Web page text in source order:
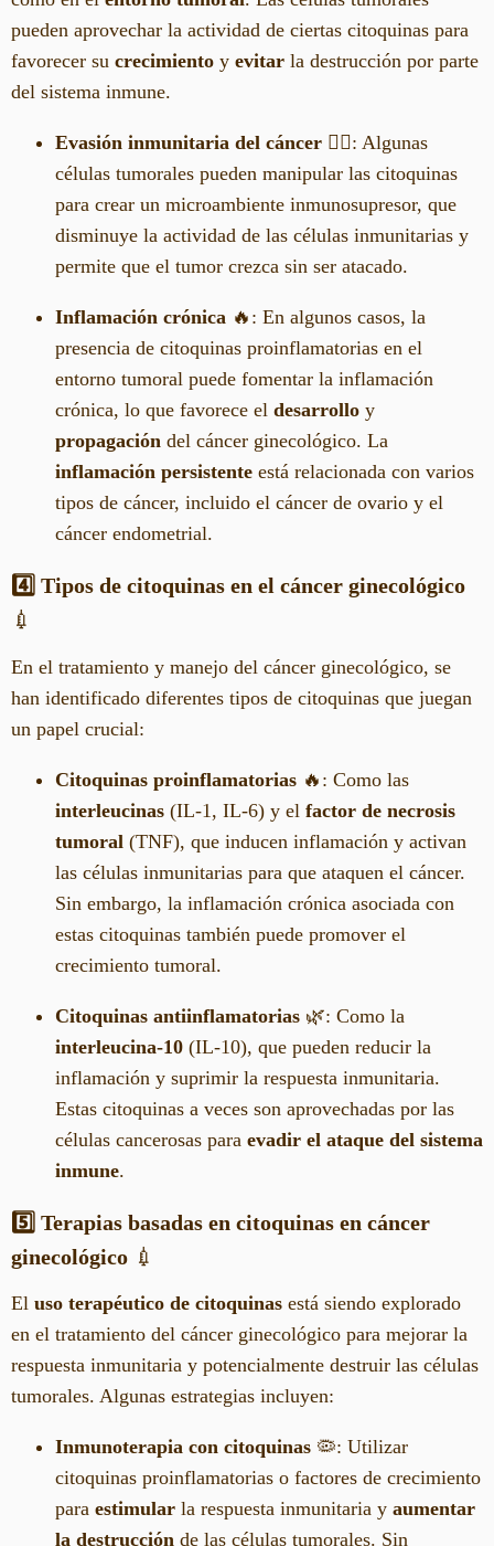
pueden aprovechar la actividad de ciertas citoquinas para
favorecer su crecimiento y evitar la destrucción por parte
del sistema inmune.
Evasión inmunitaria del cáncer 🕵️‍♀️: Algunas
células tumorales pueden manipular las citoquinas
para crear un microambiente inmunosupresor, que
disminuye la actividad de las células inmunitarias y
permite que el tumor crezca sin ser atacado.
Inflamación crónica 🔥: En algunos casos, la
presencia de citoquinas proinflamatorias en el
entorno tumoral puede fomentar la inflamación
crónica, lo que favorece el desarrollo y
propagación del cáncer ginecológico. La
inflamación persistente está relacionada con varios
tipos de cáncer, incluido el cáncer de ovario y el
cáncer endometrial.
4️⃣ Tipos de citoquinas en el cáncer ginecológico
💉
En el tratamiento y manejo del cáncer ginecológico, se
han identificado diferentes tipos de citoquinas que juegan
un papel crucial:
Citoquinas proinflamatorias 🔥: Como las
interleucinas (IL-1, IL-6) y el factor de necrosis
tumoral (TNF), que inducen inflamación y activan
las células inmunitarias para que ataquen el cáncer.
Sin embargo, la inflamación crónica asociada con
estas citoquinas también puede promover el
crecimiento tumoral.
Citoquinas antiinflamatorias 🌿: Como la
interleucina-10 (IL-10), que pueden reducir la
inflamación y suprimir la respuesta inmunitaria.
Estas citoquinas a veces son aprovechadas por las
células cancerosas para evadir el ataque del sistema
inmune.
5️⃣ Terapias basadas en citoquinas en cáncer
ginecológico 💉
El uso terapéutico de citoquinas está siendo explorado
en el tratamiento del cáncer ginecológico para mejorar la
respuesta inmunitaria y potencialmente destruir las células
tumorales. Algunas estrategias incluyen:
Inmunoterapia con citoquinas 🦠: Utilizar
citoquinas proinflamatorias o factores de crecimiento
para estimular la respuesta inmunitaria y aumentar
la destrucción de las células tumorales. Sin